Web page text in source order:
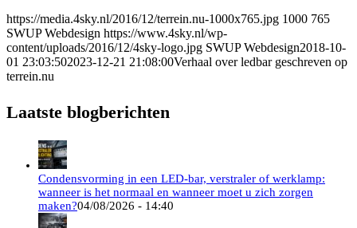
https://media.4sky.nl/2016/12/terrein.nu-1000x765.jpg 1000 765
SWUP Webdesign https://www.4sky.nl/wp-
content/uploads/2016/12/4sky-logo.jpg SWUP Webdesign2018-10-
01 23:03:502023-12-21 21:08:00Verhaal over ledbar geschreven op
terrein.nu
Laatste blogberichten
Condensvorming in een LED-bar, verstraler of werklamp:
wanneer is het normaal en wanneer moet u zich zorgen
maken?04/08/2026 - 14:40